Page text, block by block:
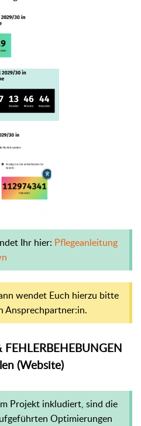
Ihr hier: Pflegeanleitung
wendet Euch hierzu bitte
Ansprechpartner:in.
(Website)
Projekt inkludiert, sind die
Optimierungen